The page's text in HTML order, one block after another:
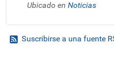
Ubicado en Noticias
Suscribirse a una fuente